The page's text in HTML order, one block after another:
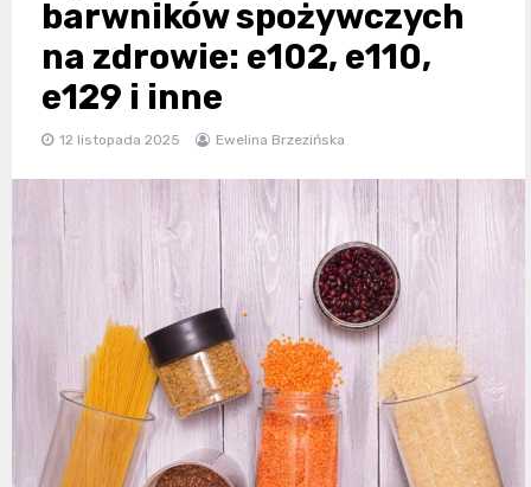
barwników spożywczych
na zdrowie: e102, e110,
e129 i inne
12 listopada 2025 Ewelina Brzezińska